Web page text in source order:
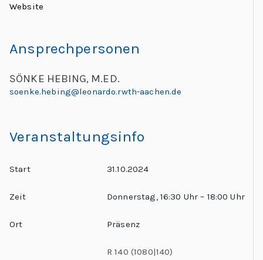
Website
Ansprechpersonen
SÖNKE HEBING, M.ED.
soenke.hebing@leonardo.rwth-aachen.de
Veranstaltungsinfo
Start 31.10.2024
Zeit Donnerstag, 16:30 Uhr – 18:00 Uhr
Ort Präsenz
R 140 (1080|140)